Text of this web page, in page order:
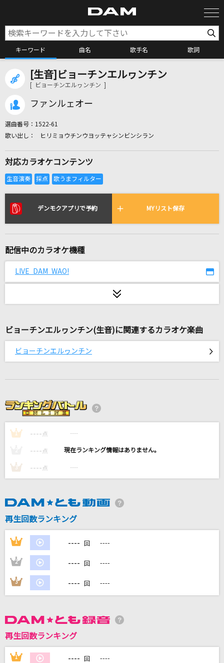
キーワード 曲名 歌手名 歌詞
カラオケ検索
全国りれき
リアルタイムで歌われている曲の一覧
[生音]恋の終わりの名古屋にひとり
Nameless Story
ホタルノヒカリ
いきものがかり
[生音]少年時代
人にやさしく
THE BLUE HEARTS
フジファブリック
津吹みゆ
ガツガツ!!
串田アキラ
僕達は天使だった
影山ヒロノブ
DAMの新曲・ランキングなど
[生音]ビョーチンエルヮンチン
[ ビョーチンエルヮンチン ]
ファンルェオー
選曲番号： 1522-61
ヒリミョウチンウヨッテャシンビンシラン
対応カラオケコンテンツ
デンモクアプリで予約 MYリスト保存
配信中のカラオケ機種
LIVE DAM WAO!
ビョーチンエルヮンチン(生音)に関連するカラオケ楽曲
ビョーチンエルヮンチン
1 ---- 点 ----
---- 点 ----
3 ---- 点 ----
再生回数ランキング
1 ---- 回 ----
2 ---- 回 ----
3 ---- 回 ----
再生回数ランキング
1 ---- 回 ----